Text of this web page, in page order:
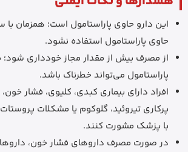
این دارو حاوی پاراستامول است؛ همزمان با
حاوی پاراستامول استفاده نشود.
از مصرف بیش از مقدار مجاز خودداری
پاراستامول می‌تواند خطرناک باشد.
افراد دارای بیماری کبدی، کلیوی، فشار خون،
پرکاری تیروئید، گلوکوم یا مشکلات
با پزشک مشورت کنند.
در صورت مصرف داروهای فشار خون،